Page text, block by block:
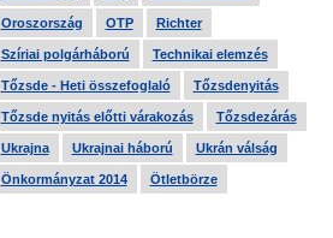
Oroszország OTP Richter
Szíriai polgárháború Technikai elemzés
Tőzsde - Heti összefoglaló Tőzsdenyitás
Tőzsde nyitás előtti várakozás Tőzsdezárás
Ukrajna Ukrajnai háború Ukrán válság
Önkormányzat 2014 Ötletbörze